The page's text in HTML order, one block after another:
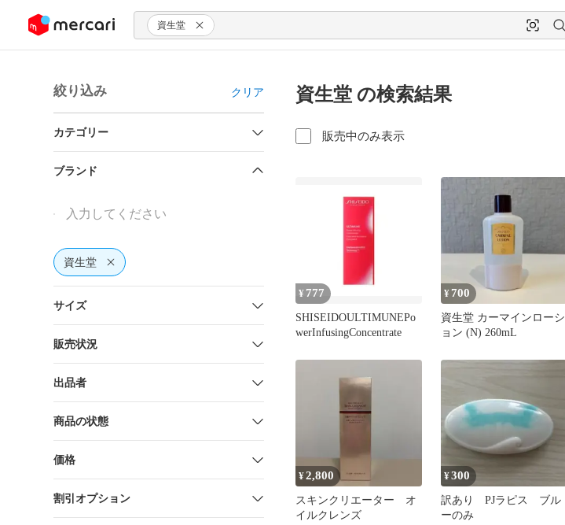
ツにスキップ 資生堂
絞り込み クリア
カテゴリー
ブランド
資生堂
サイズ
販売状況
出品者
商品の状態
価格
割引オプション
資生堂 の検索結果
販売中のみ表示
¥ 777
SHISEIDOULTIMUNEPo
werInfusingConcentrate
¥ 700
資生堂 カーマインローシ
ョン (N) 260mL
¥2,800
スキンクリエーター オ
イルクレンズ
¥300
訳あり PJラピス ブル
ーのみ